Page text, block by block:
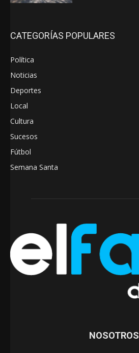
CATEGORÍAS POPULARES
Política
Noticias
Deportes
Local
Cultura
Sucesos
Fútbol
Semana Santa
NOSOTROS